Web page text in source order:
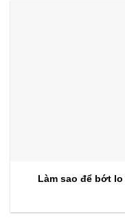
Làm sao để bớt